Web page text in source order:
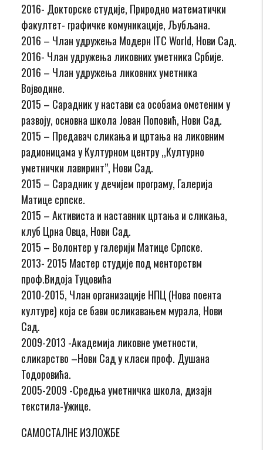
2016- Докторске студије, Природно математички
факултет- графичке комуникације, Љубљана.
2016 – Члан удружења Модерн ITC World, Нови Сад.
2016- Члан удружења ликовних уметника Србије.
2016 – Члан удружења ликовних уметника
Војводине.
2015 – Сарадник у настави са особама ометеним у
развоју, основна школа Јован Поповић, Нови Сад.
2015 – Предавач сликања и цртања на ликовним
радионицама у Културном центру ,,Културно
уметнички лавиринт’’, Нови Сад.
2015 – Сарадник у дечијем програму, Галерија
Матице српске.
2015 – Активиста и наставник цртања и сликања,
клуб Црна Овца, Нови Сад.
2015 – Волонтер у галерији Матице Српске.
2013- 2015 Мастер студије под менторствм
проф.Видоја Туцовића
2010-2015, Члан организације НПЦ (Нова поента
културе) која се бави осликавањем мурала, Нови
Сад.
2009-2013 -Академија ликовне уметности,
сликарство –Нови Сад у класи проф. Душана
Тодоровића.
2005-2009 -Средња уметничка школа, дизајн
текстила-Ужице.
САМОСТАЛНЕ ИЗЛОЖБЕ